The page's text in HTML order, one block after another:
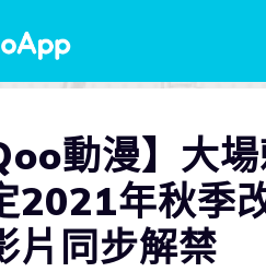
動漫】大
2021年秋季
片同步解禁